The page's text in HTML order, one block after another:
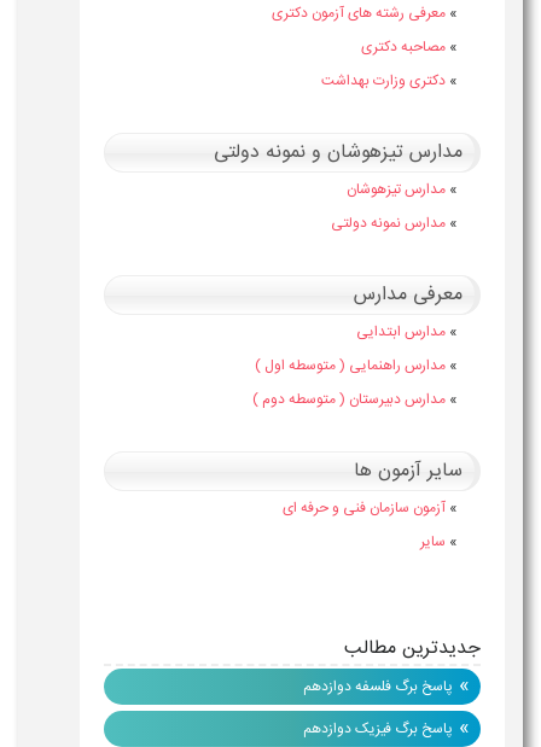
» معرفی رشته های آزمون دکتری
» مصاحبه دکتری
» دکتری وزارت بهداشت
مدارس تیزهوشان و نمونه دولتی
» مدارس تیزهوشان
» مدارس نمونه دولتی
معرفی مدارس
» مدارس ابتدایی
» مدارس راهنمایی ( متوسطه اول )
» مدارس دبیرستان ( متوسطه دوم )
سایر آزمون ها
» آزمون سازمان فنی و حرفه ای
» سایر
جدیدترین مطالب
» پاسخ برگ فلسفه دوازدهم
» پاسخ برگ فیزیک دوازدهم